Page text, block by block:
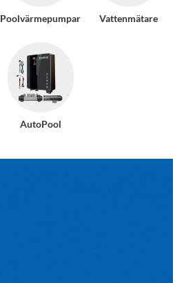
Poolvärmepumpar Vattenmätare
AutoPool